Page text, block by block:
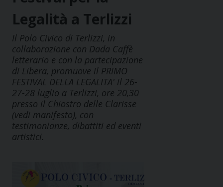
Legalità a Terlizzi
Il Polo Civico di Terlizzi, in
collaborazione con Dada Caffè
letterario e con la partecipazione
di Libera, promuove il PRIMO
FESTIVAL DELLA LEGALITA' il 26-
27-28 luglio a Terlizzi, ore 20,30
presso il Chiostro delle Clarisse
(vedi manifesto), con
testimonianze, dibattiti ed eventi
artistici.